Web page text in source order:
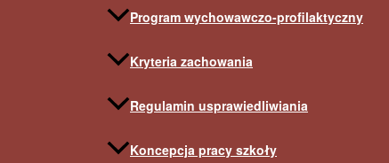
Program wychowawczo-profilaktyczny
Kryteria zachowania
Regulamin usprawiedliwiania
Koncepcja pracy szkoły